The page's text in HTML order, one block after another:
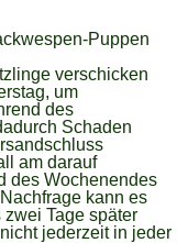
Puppen
verschicken
um
des
Schaden
am darauf
des Wochenendes
kann es
Tage später
jederzeit in jeder